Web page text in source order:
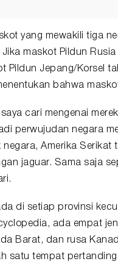
yang mewakili tiga
maskot Pildun
Pildun Jepang/Korsel
bahwa
cari mengenai
perwujudan negara
negara, Amerika
jaguar. Sama saja
di setiap provinsi
ada empat
Barat, dan rusa
satu tempat